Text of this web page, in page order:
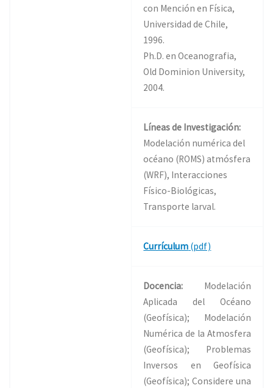
con Mención en Física,
Universidad de Chile,
1996.
Ph.D. en Oceanografia,
Old Dominion University,
2004.
Líneas de Investigación:
Modelación numérica del
océano (ROMS) atmósfera
(WRF), Interacciones
Físico-Biológicas,
Transporte larval.
Currículum (pdf)
Docencia: Modelación
Aplicada del Océano
(Geofísica); Modelación
Numérica de la Atmosfera
(Geofísica); Problemas
Inversos en Geofísica
(Geofísica); Considere una